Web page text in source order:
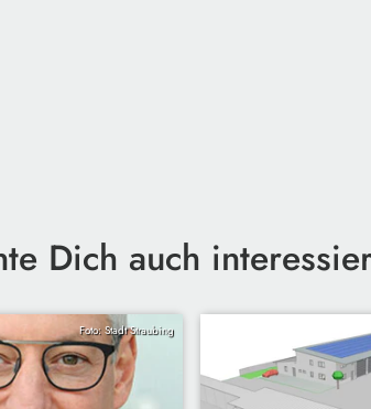
Dich auch
Foto: Stadt Straubing